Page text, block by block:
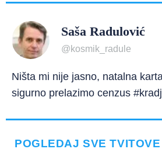
Saša Radulović
@kosmik_radule
Ništa mi nije jasno, natalna
sigurno prelazimo cenzus
POGLEDAJ SVE TVITOVE